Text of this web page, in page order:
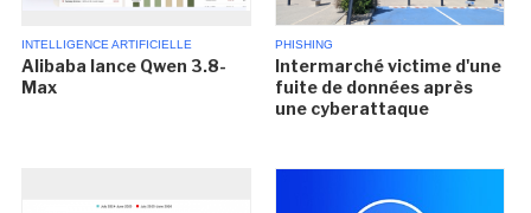
INTELLIGENCE ARTIFICIELLE
Alibaba lance Qwen 3.8-
Max
PHISHING
Intermarché victime d'une
fuite de données après
une cyberattaque